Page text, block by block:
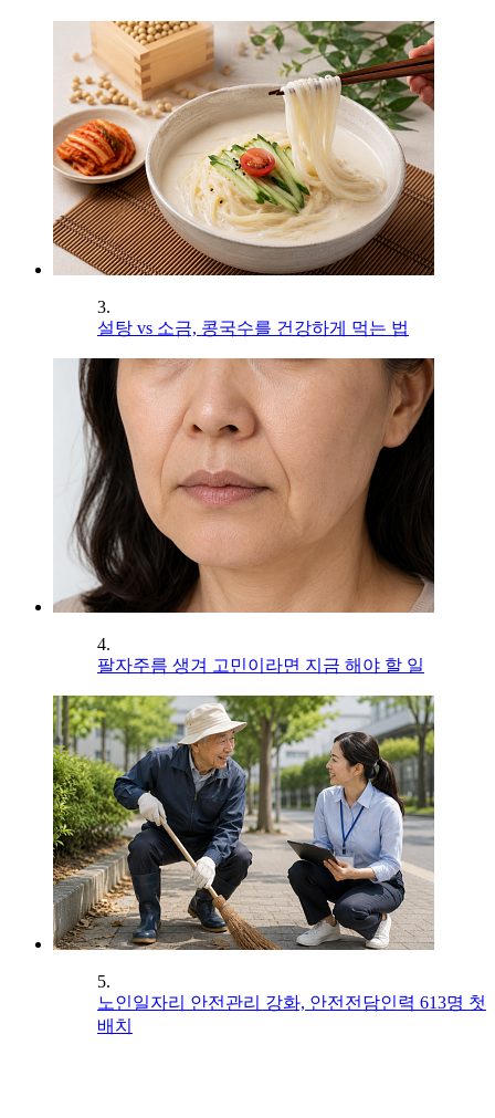
3.
설탕 vs 소금, 콩국수를 건강하게 먹는 법
4.
팔자주름 생겨 고민이라면 지금 해야 할 일
5.
노인일자리 안전관리 강화, 안전전담인력 613명 첫
배치